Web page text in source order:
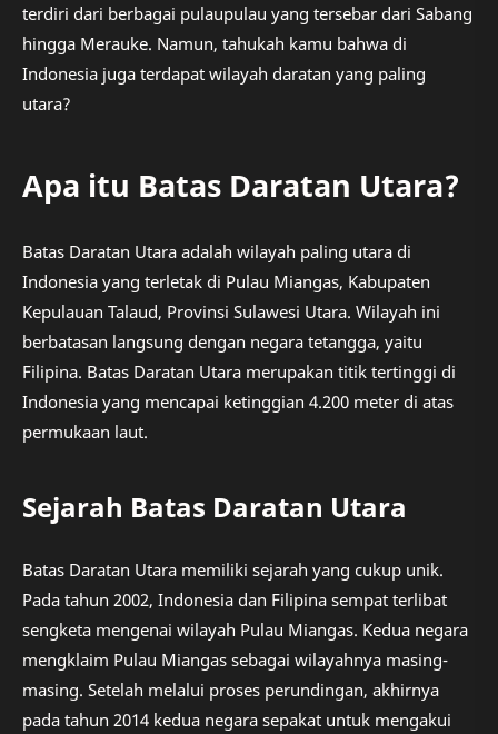
terdiri dari berbagai pulaupulau yang tersebar dari Sabang
hingga Merauke. Namun, tahukah kamu bahwa di
Indonesia juga terdapat wilayah daratan yang paling
utara?
Apa itu Batas Daratan Utara?
Batas Daratan Utara adalah wilayah paling utara di
Indonesia yang terletak di Pulau Miangas, Kabupaten
Kepulauan Talaud, Provinsi Sulawesi Utara. Wilayah ini
berbatasan langsung dengan negara tetangga, yaitu
Filipina. Batas Daratan Utara merupakan titik tertinggi di
Indonesia yang mencapai ketinggian 4.200 meter di atas
permukaan laut.
Sejarah Batas Daratan Utara
Batas Daratan Utara memiliki sejarah yang cukup unik.
Pada tahun 2002, Indonesia dan Filipina sempat terlibat
sengketa mengenai wilayah Pulau Miangas. Kedua negara
mengklaim Pulau Miangas sebagai wilayahnya masing-
masing. Setelah melalui proses perundingan, akhirnya
pada tahun 2014 kedua negara sepakat untuk mengakui